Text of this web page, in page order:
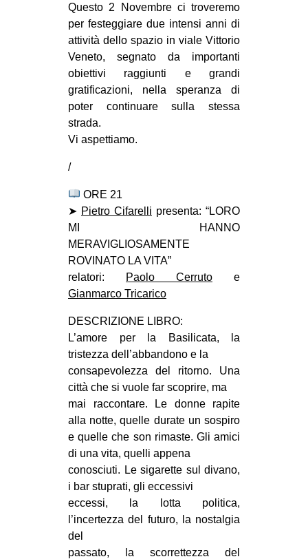
MEDIO ORIENTE
MONDO
EVENTI
in
SEARCH
Questo 2 Novembre ci troveremo
per festeggiare due intensi anni di
attività dello spazio in viale Vittorio
Veneto, segnato da importanti
obiettivi raggiunti e grandi
gratificazioni, nella speranza di
poter continuare sulla stessa
strada.
Vi aspettiamo.
/
ORE 21
➤ Pietro Cifarelli presenta: “LORO
MI HANNO
MERAVIGLIOSAMENTE
ROVINATO LA VITA”
relatori:
Paolo Cerruto e
Gianmarco Tricarico
DESCRIZIONE LIBRO:
L’amore per la Basilicata, la
tristezza dell’abbandono e la
consapevolezza del ritorno. Una
città che si vuole far scoprire, ma
mai raccontare. Le donne rapite
alla notte, quelle durate un sospiro
e quelle che son rimaste. Gli amici
di una vita, quelli appena
conosciuti. Le sigarette sul divano,
i bar stuprati, gli eccessivi
eccessi, la lotta politica,
l’incertezza del futuro, la nostalgia
del
passato, la scorrettezza del